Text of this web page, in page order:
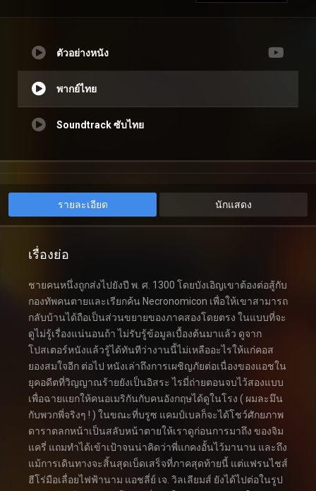
ตัวอย่างหนัง
พากย์ไทย
Soundtrack ซับไทย
รายละเอียด นักแสดง
เรื่องย่อ
ชายคนหนึ่งถูกส่งไปยังปี พ. ศ. 1300 โดยบังเอิญเขาต้องต่อสู้กับ
กองทัพคนตายและเรียกค้น Necronomicon เพื่อให้เขาสามารถ
กลับบ้านได้ถือเป็นส่วนขยายของภาคสองโดยตรง ในแบบที่จะ
ดูไม่รู้เรื่องแน่นอนถ้า ไม่รับรู้ข้อมูลเบื้องต้นมาแล้ว ดูจาก
โปสเตอร์หนังแล้วรู้ได้ทันทีว่างานนี้ไม่เหลืออะไรให้แก่คอส
ยองสมใจอีก ต่อไป หนังเล่าถึงการเผชิญภัยต่อเนื่องของแอชใน
ยุคอดีตที่วิญญาณร้ายยังเป็นอิสระ ไรมี่ถ่ายตอนจบไว้สองแบบ
เพื่อฉายแยกให้คนอเมริกันกับคนอังกฤษได้ดูในโรง ( ผมละมึน
กับพวกพี่จริงๆ ! ) ในขณะที่บรูซ แคมป์เบลก็จะได้โชว์ศักยภาพ
ดาราตลกหน้าเป็นสลับหน้าตายให้เราดูก่อนการมาถึง ของจิม
แครี่ แถมทำได้เข้าเป้าจนน่าคิดว่าพี่แกคงอั้นไว้มานาน และถึง
แม้การเดินทางจะสิ้นสุดเบ็ดเสร็จที่ภาคสุดท้ายนี้ แต่แฟรนไชส์
ฮีโร่มือเลื่อยไฟฟ้านาม แอชลี่ย์ เจ. วิลเลียมส์ ยังได้ไปต่อในรูป